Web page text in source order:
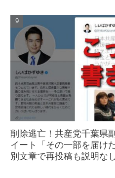
削除逃亡！共産党千葉県
イート「その一部を届け
別文章で再投稿も説明なし